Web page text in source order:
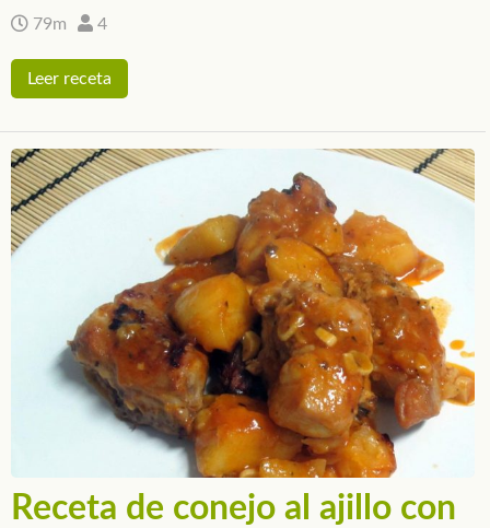
79m 4
Leer receta
Receta de conejo al ajillo con